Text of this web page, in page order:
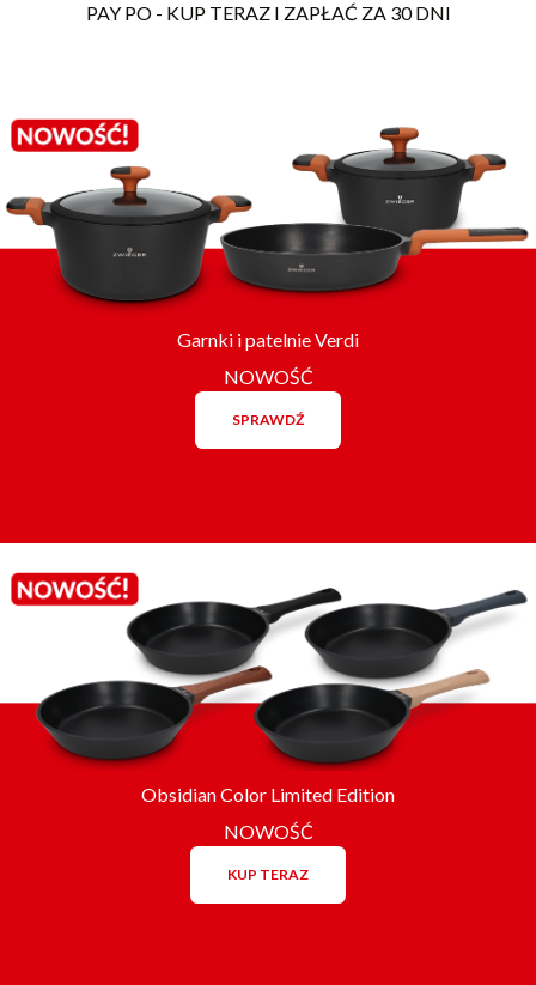
PAY PO - KUP TERAZ I ZAPŁAĆ ZA 30 DNI
Garnki i patelnie Verdi
NOWOŚĆ
SPRAWDŹ
Obsidian Color Limited Edition
NOWOŚĆ
KUP TERAZ